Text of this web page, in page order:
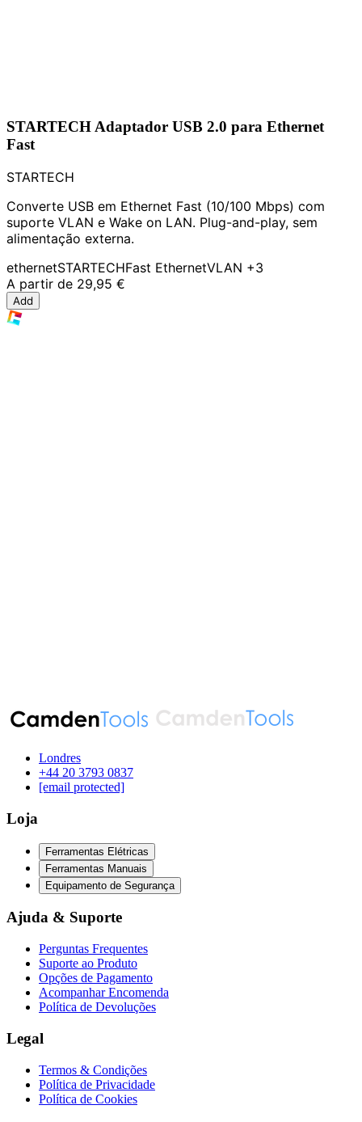
STARTECH Adaptador USB 2.0 para Ethernet
Fast
STARTECH
Converte USB em Ethernet Fast (10/100 Mbps) com
suporte VLAN e Wake on LAN. Plug-and-play, sem
alimentação externa.
ethernetSTARTECHFast EthernetVLAN +3
A partir de 29,95 €
Add
Londres
‪+44 20 3793 0837‬
[email protected]
Loja
Ferramentas Elétricas
Ferramentas Manuais
Equipamento de Segurança
Ajuda & Suporte
Perguntas Frequentes
Suporte ao Produto
Opções de Pagamento
Acompanhar Encomenda
Política de Devoluções
Legal
Termos & Condições
Política de Privacidade
Política de Cookies